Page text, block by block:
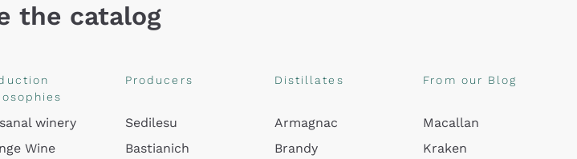
the catalog
winery
Wine
Producers
Sedilesu
Bastianich
Distillates
Armagnac
Brandy
From our Blog
Macallan
Kraken